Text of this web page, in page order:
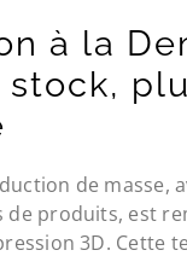
à la
stock,
de masse,
produits, est
3D. Cette